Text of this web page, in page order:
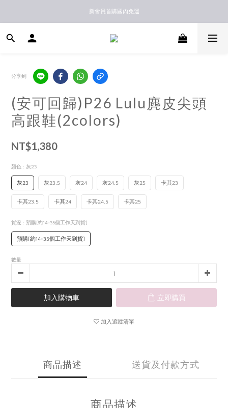
新馬港澳順豐到付配送
新會員首購國內免運
新馬港澳順豐到付配送
分享到
(安可回歸)P26 Lulu麂皮尖頭
高跟鞋(2colors)
NT$1,380
顏色 : 灰23
灰23 灰23.5 灰24 灰24.5 灰25 卡其23
卡其23.5 卡其24 卡其24.5 卡其25
貨況 : 預購(約14-35個工作天到貨)
預購(約14-35個工作天到貨)
數量
加入購物車 立即購買
加入追蹤清單
商品描述 送貨及付款方式
商品描述